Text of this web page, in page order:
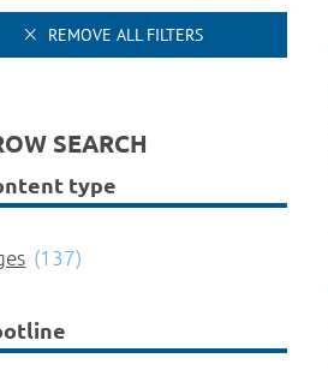
REMOVE ALL FILTERS
SEARCH
type
(137)